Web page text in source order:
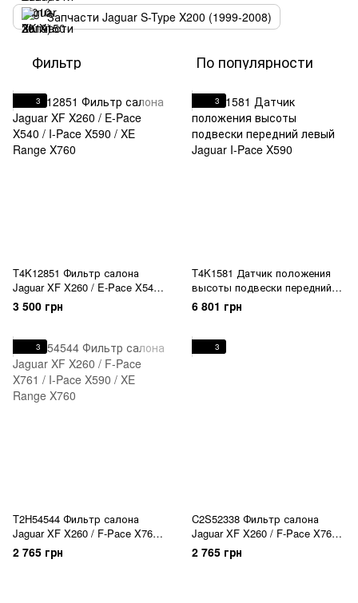
Запчасти Jaguar S-Type X200 (1999-2008)
Фильтр По популярности
3
T4K12851 Фильтр салона
Jaguar XF X260 / E-Pace X540 /
I-Pace X590 / XE Range X760
3 500 грн
3
T4K1581 Датчик положения
высоты подвески передний
левый Jaguar I-Pace X590
6 801 грн
3
T2H54544 Фильтр салона
Jaguar XF X260 / F-Pace X761 /
I-Pace X590 / XE Range X760
2 765 грн
3
C2S52338 Фильтр салона
Jaguar XF X260 / F-Pace X761 /
I-Pace X590 / XE Range X760
2 765 грн